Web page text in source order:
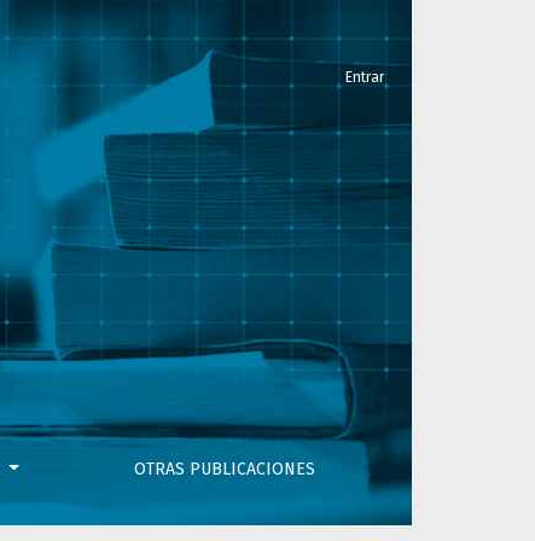
OTRAS PUBLICACIONES
Entrar